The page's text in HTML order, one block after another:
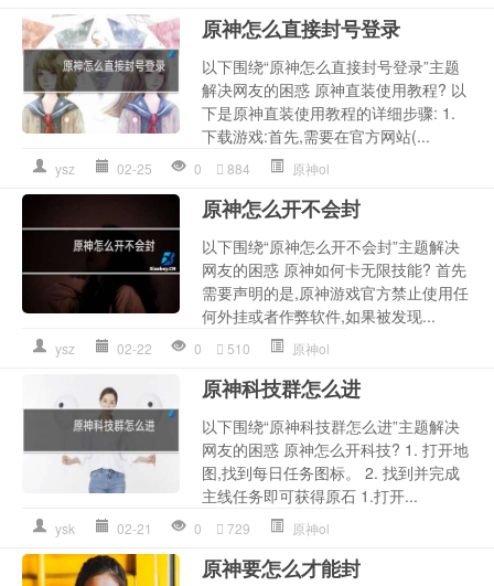
原神怎么直接封号登录
以下围绕“原神怎么直接封号登录”主题
解决网友的困惑 原神直装使用教程? 以
下是原神直装使用教程的详细步骤: 1.
下载游戏:首先,需要在官方网站(...
ysz 02-25 0 884 原神ol
原神怎么开不会封
以下围绕“原神怎么开不会封”主题解决
网友的困惑 原神如何卡无限技能? 首先
需要声明的是,原神游戏官方禁止使用任
何外挂或者作弊软件,如果被发现...
ysz 02-22 0 510 原神ol
原神科技群怎么进
以下围绕“原神科技群怎么进”主题解决
网友的困惑 原神怎么开科技? 1. 打开地
图,找到每日任务图标。 2. 找到并完成
主线任务即可获得原石 1.打开...
ysk 02-21 0 729 原神ol
原神要怎么才能封